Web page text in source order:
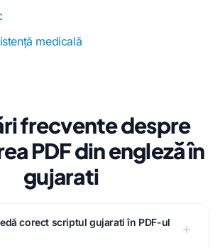
medicală
frecvente despre
PDF din engleză în
gujarati
corect scriptul gujarati în PDF-ul